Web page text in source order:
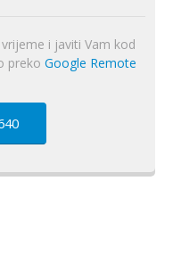
i javiti Vam kod
preko Google Remote